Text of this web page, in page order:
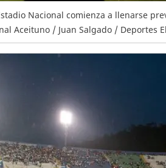
Nacional comienza a llenarse
Aceituno / Juan Salgado / Deportes